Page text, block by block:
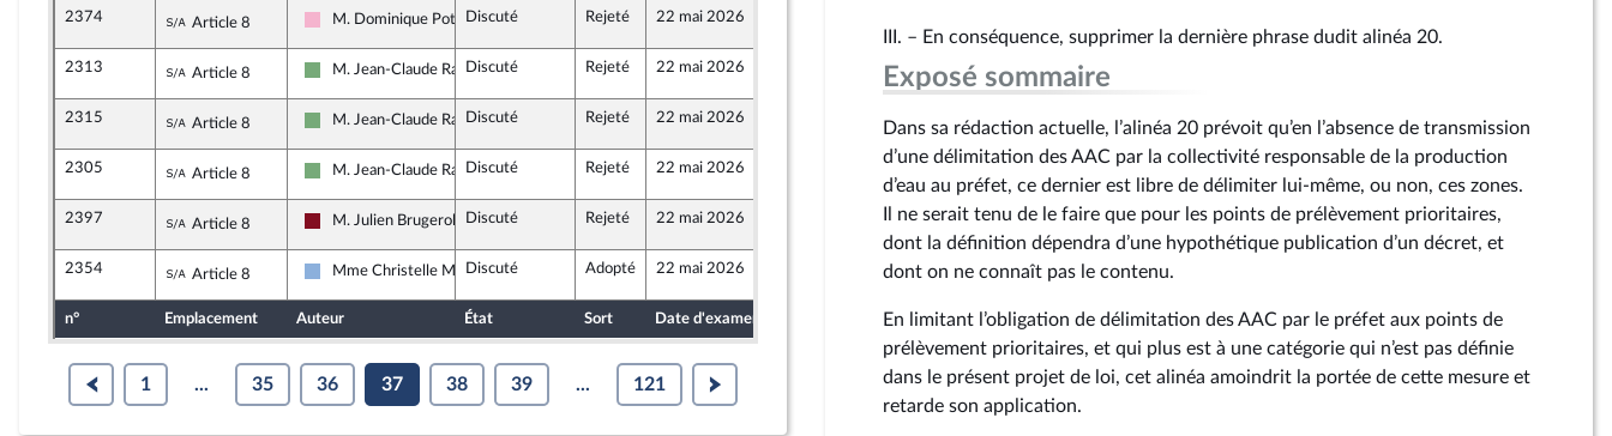
2374 Sous-amendement de l'amendement n°2058
Article 8 Socialistes et apparentés
M. Dominique PotierDiscuté Rejeté 22 mai 2026
2313 Sous-amendement de l'amendement n°2058
Article 8 Écologiste et Social
M. Jean-Claude RauxDiscuté Rejeté 22 mai 2026 20 mai 2026
2315 Sous-amendement de l'amendement n°2058
Article 8 Écologiste et Social
M. Jean-Claude RauxDiscuté Rejeté 22 mai 2026 20 mai 2026
2305 Sous-amendement de l'amendement n°2058
Article 8 Écologiste et Social
M. Jean-Claude RauxDiscuté Rejeté 22 mai 2026 20 mai 2026
2397 Sous-amendement de l'amendement n°2058
Article 8 Gauche Démocrate et Républicaine
M. Julien BrugerollesDiscuté Rejeté 22 mai 2026 22 mai 2026
2354 Sous-amendement de l'amendement n°2058
Article 8 Droite Républicaine
Mme Christelle MinardDiscuté Adopté 22 mai 2026 20 mai 2026
n° Emplacement Auteur État Sort Date d'examen Date de dépôt
1 ... 35 36 37 38 39 ... 121
III. – En conséquence, supprimer la dernière phrase dudit alinéa 20.
Exposé sommaire
Dans sa rédaction actuelle, l’alinéa 20 prévoit qu’en l’absence de transmission
d’une délimitation des AAC par la collectivité responsable de la production
d’eau au préfet, ce dernier est libre de délimiter lui-même, ou non, ces zones.
Il ne serait tenu de le faire que pour les points de prélèvement prioritaires,
dont la définition dépendra d’une hypothétique publication d’un décret, et
dont on ne connaît pas le contenu.
En limitant l’obligation de délimitation des AAC par le préfet aux points de
prélèvement prioritaires, et qui plus est à une catégorie qui n’est pas définie
dans le présent projet de loi, cet alinéa amoindrit la portée de cette mesure et
retarde son application.